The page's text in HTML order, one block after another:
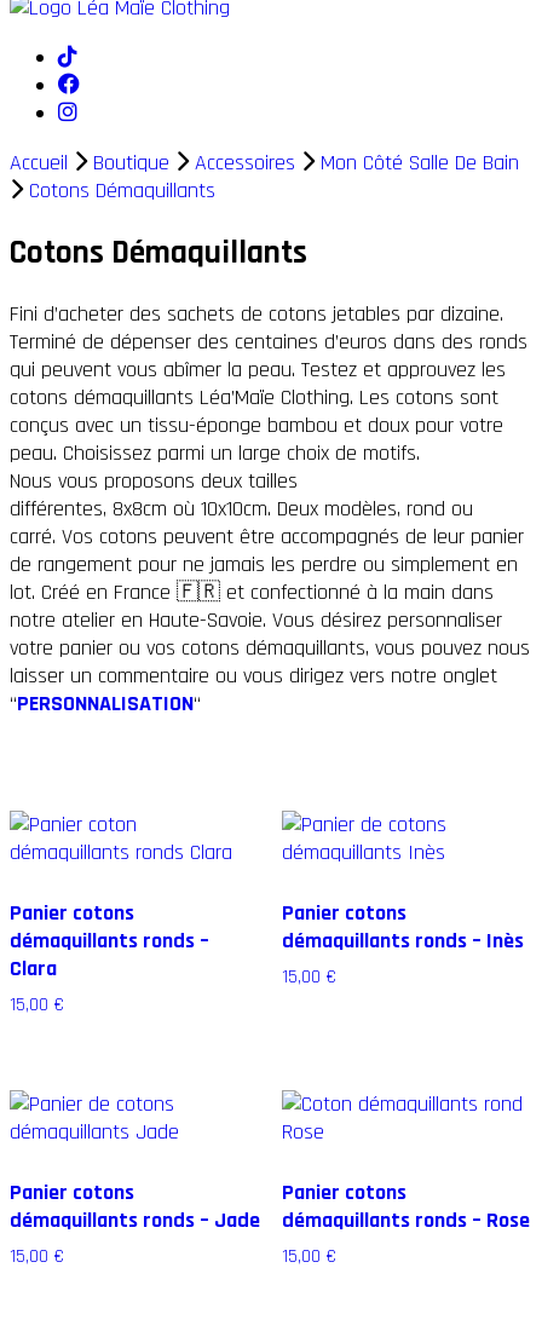
Accueil Boutique Accessoires
Mon Côté Salle De Bain
Cotons Démaquillants
Cotons Démaquillants
Fini d’acheter des sachets de cotons jetables par dizaine.
Terminé de dépenser des centaines d’euros dans des ronds
qui peuvent vous abîmer la peau. Testez et approuvez les
cotons démaquillants Léa’Maïe Clothing. Les cotons sont
conçus avec un tissu-éponge bambou et doux pour votre
peau. Choisissez parmi un large choix de motifs.
Nous vous proposons deux tailles
différentes, 8x8cm où 10x10cm. Deux modèles, rond ou
carré. Vos cotons peuvent être accompagnés de leur panier
de rangement pour ne jamais les perdre ou simplement en
lot. Créé en France 🇫🇷 et confectionné à la main dans
notre atelier en Haute-Savoie. Vous désirez personnaliser
votre panier ou vos cotons démaquillants, vous pouvez nous
laisser un commentaire ou vous dirigez vers notre onglet
“PERSONNALISATION“
Panier cotons
démaquillants ronds –
Clara
15,00 €
Panier cotons
démaquillants ronds – Inès
15,00 €
Panier cotons
démaquillants ronds – Jade
15,00 €
Panier cotons
démaquillants ronds – Rose
15,00 €